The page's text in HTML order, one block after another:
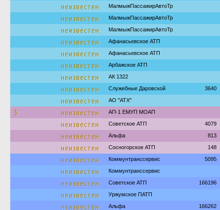
неизвестен МалмыжПассажирАвтоТр
неизвестен МалмыжПассажирАвтоТр
неизвестен МалмыжПассажирАвтоТр
неизвестен Афанасьевское АТП
неизвестен Афанасьевское АТП
неизвестен Арбажское АТП
неизвестен АК 1322
неизвестен Служебные Даровской 3640
неизвестен АО "АТХ"
3 неизвестен АП-1 ЕМУП МОАП
неизвестен Советское АТП 4079
неизвестен Альфа 813
неизвестен Сосногорское АТП 148
неизвестен Коммунтранссервис 5095
неизвестен Коммунтранссервис
неизвестен Советское АТП 166196
неизвестен Уржумское ПАТП
неизвестен Альфа 166262